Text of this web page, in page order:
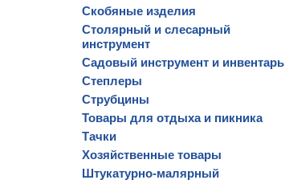
Скобяные изделия
Столярный и слесарный
инструмент
Садовый инструмент и инвентарь
Степлеры
Струбцины
Товары для отдыха и пикника
Тачки
Хозяйственные товары
Штукатурно-малярный